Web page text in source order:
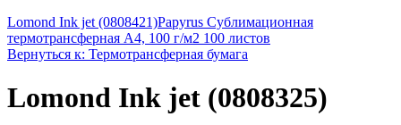
Lomond Ink jet (0808421)Papyrus Сублимационная
термотрансферная A4, 100 г/м2 100 листов
Вернуться к: Термотрансферная бумага
Lomond Ink jet (0808325)